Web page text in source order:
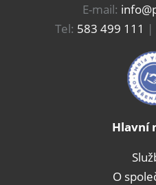
E-mail:
Tel: 583 499 111 |
Hlavní
O